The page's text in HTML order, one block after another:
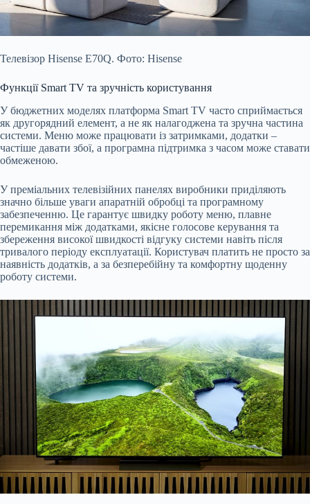
Телевізор Hisense E70Q. Фото: Hisense
Функції Smart TV та зручність користування
У бюджетних моделях платформа Smart TV часто сприймається
як другорядний елемент, а не як налагоджена та зручна частина
системи. Меню може працювати із затримками, додатки –
частіше давати збої, а програмна підтримка з часом може ставати
обмеженою.
У преміальних телевізійних панелях виробники приділяють
значно більше уваги апаратній обробці та програмному
забезпеченню. Це гарантує швидку роботу меню, плавне
перемикання між додатками, якісне голосове керування та
збереження високої швидкості відгуку системи навіть після
тривалого періоду експлуатації. Користувач платить не просто за
наявність додатків, а за безперебійну та комфортну щоденну
роботу системи.